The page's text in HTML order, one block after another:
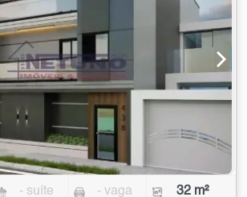
- suíte - vaga 32 m²